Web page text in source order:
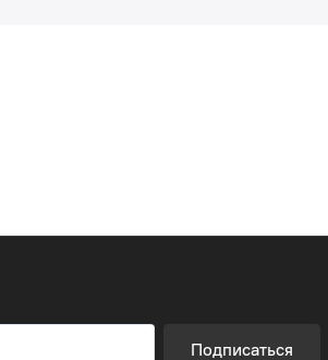
Подписаться